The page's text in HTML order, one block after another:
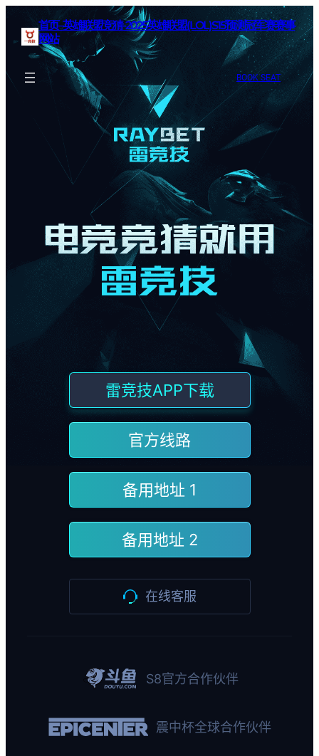
首页–英雄联盟竞猜-2025英雄联盟(LOL)S15预测冠军赛赛事
网站
BOOK SEAT